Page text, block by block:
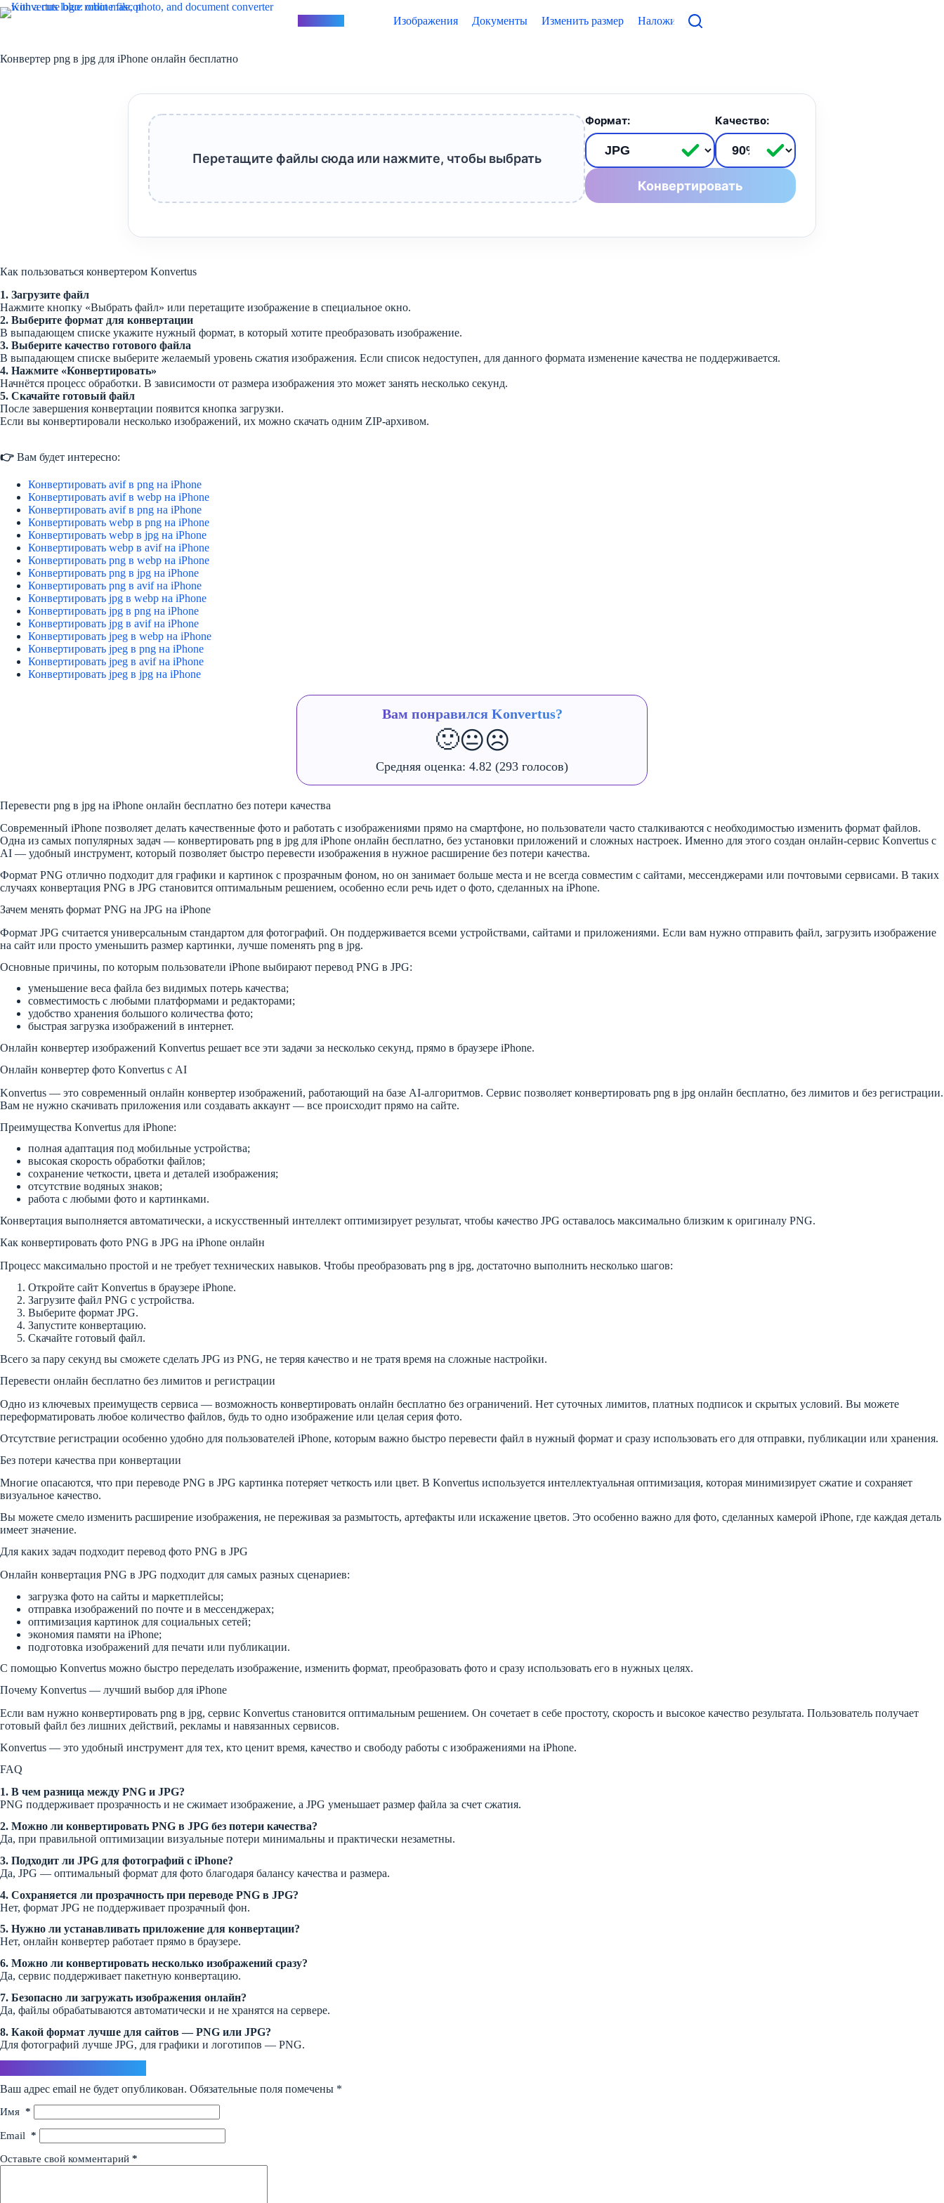
Перейти
к
Изображения Документы Изменить размер Наложить фото
Конвертер png в jpg для iPhone онлайн бесплатно
Перетащите файлы сюда или нажмите, чтобы выбрать
Формат: Качество:
Конвертировать
Как пользоваться конвертером Konvertus
1. Загрузите файл
Нажмите кнопку «Выбрать файл» или перетащите изображение в специальное окно.
2. Выберите формат для конвертации
В выпадающем списке укажите нужный формат, в который хотите преобразовать изображение.
3. Выберите качество готового файла
В выпадающем списке выберите желаемый уровень сжатия изображения. Если список недоступен, для данного формата изменение качества не поддерживается.
4. Нажмите «Конвертировать»
Начнётся процесс обработки. В зависимости от размера изображения это может занять несколько секунд.
5. Скачайте готовый файл
После завершения конвертации появится кнопка загрузки.
Если вы конвертировали несколько изображений, их можно скачать одним ZIP-архивом.
👉 Вам будет интересно:
Конвертировать avif в png на iPhone
Конвертировать avif в webp на iPhone
Конвертировать avif в png на iPhone
Конвертировать webp в png на iPhone
Конвертировать webp в jpg на iPhone
Конвертировать webp в avif на iPhone
Конвертировать png в webp на iPhone
Конвертировать png в jpg на iPhone
Конвертировать png в avif на iPhone
Конвертировать jpg в webp на iPhone
Конвертировать jpg в png на iPhone
Конвертировать jpg в avif на iPhone
Конвертировать jpeg в webp на iPhone
Конвертировать jpeg в png на iPhone
Конвертировать jpeg в avif на iPhone
Конвертировать jpeg в jpg на iPhone
Вам понравился Konvertus?
🙂😐☹️
Средняя оценка: 4.82 (293 голосов)
Перевести png в jpg на iPhone онлайн бесплатно без потери качества
Современный iPhone позволяет делать качественные фото и работать с изображениями прямо на смартфоне, но пользователи часто сталкиваются с необходимостью изменить формат файлов.
Одна из самых популярных задач — конвертировать png в jpg для iPhone онлайн бесплатно, без установки приложений и сложных настроек. Именно для этого создан онлайн-сервис Konvertus с
AI — удобный инструмент, который позволяет быстро перевести изображения в нужное расширение без потери качества.
Формат PNG отлично подходит для графики и картинок с прозрачным фоном, но он занимает больше места и не всегда совместим с сайтами, мессенджерами или почтовыми сервисами. В таких
случаях конвертация PNG в JPG становится оптимальным решением, особенно если речь идет о фото, сделанных на iPhone.
Зачем менять формат PNG на JPG на iPhone
Формат JPG считается универсальным стандартом для фотографий. Он поддерживается всеми устройствами, сайтами и приложениями. Если вам нужно отправить файл, загрузить изображение
на сайт или просто уменьшить размер картинки, лучше поменять png в jpg.
Основные причины, по которым пользователи iPhone выбирают перевод PNG в JPG:
уменьшение веса файла без видимых потерь качества;
совместимость с любыми платформами и редакторами;
удобство хранения большого количества фото;
быстрая загрузка изображений в интернет.
Онлайн конвертер изображений Konvertus решает все эти задачи за несколько секунд, прямо в браузере iPhone.
Онлайн конвертер фото Konvertus с AI
Konvertus — это современный онлайн конвертер изображений, работающий на базе AI-алгоритмов. Сервис позволяет конвертировать png в jpg онлайн бесплатно, без лимитов и без регистрации.
Вам не нужно скачивать приложения или создавать аккаунт — все происходит прямо на сайте.
Преимущества Konvertus для iPhone:
полная адаптация под мобильные устройства;
высокая скорость обработки файлов;
сохранение четкости, цвета и деталей изображения;
отсутствие водяных знаков;
работа с любыми фото и картинками.
Конвертация выполняется автоматически, а искусственный интеллект оптимизирует результат, чтобы качество JPG оставалось максимально близким к оригиналу PNG.
Как конвертировать фото PNG в JPG на iPhone онлайн
Процесс максимально простой и не требует технических навыков. Чтобы преобразовать png в jpg, достаточно выполнить несколько шагов:
Откройте сайт Konvertus в браузере iPhone.
Загрузите файл PNG с устройства.
Выберите формат JPG.
Запустите конвертацию.
Скачайте готовый файл.
Всего за пару секунд вы сможете сделать JPG из PNG, не теряя качество и не тратя время на сложные настройки.
Перевести онлайн бесплатно без лимитов и регистрации
Одно из ключевых преимуществ сервиса — возможность конвертировать онлайн бесплатно без ограничений. Нет суточных лимитов, платных подписок и скрытых условий. Вы можете
переформатировать любое количество файлов, будь то одно изображение или целая серия фото.
Отсутствие регистрации особенно удобно для пользователей iPhone, которым важно быстро перевести файл в нужный формат и сразу использовать его для отправки, публикации или хранения.
Без потери качества при конвертации
Многие опасаются, что при переводе PNG в JPG картинка потеряет четкость или цвет. В Konvertus используется интеллектуальная оптимизация, которая минимизирует сжатие и сохраняет
визуальное качество.
Вы можете смело изменить расширение изображения, не переживая за размытость, артефакты или искажение цветов. Это особенно важно для фото, сделанных камерой iPhone, где каждая деталь
имеет значение.
Для каких задач подходит перевод фото PNG в JPG
Онлайн конвертация PNG в JPG подходит для самых разных сценариев:
загрузка фото на сайты и маркетплейсы;
отправка изображений по почте и в мессенджерах;
оптимизация картинок для социальных сетей;
экономия памяти на iPhone;
подготовка изображений для печати или публикации.
С помощью Konvertus можно быстро переделать изображение, изменить формат, преобразовать фото и сразу использовать его в нужных целях.
Почему Konvertus — лучший выбор для iPhone
Если вам нужно конвертировать png в jpg, сервис Konvertus становится оптимальным решением. Он сочетает в себе простоту, скорость и высокое качество результата. Пользователь получает
готовый файл без лишних действий, рекламы и навязанных сервисов.
Konvertus — это удобный инструмент для тех, кто ценит время, качество и свободу работы с изображениями на iPhone.
FAQ
1. В чем разница между PNG и JPG?
PNG поддерживает прозрачность и не сжимает изображение, а JPG уменьшает размер файла за счет сжатия.
2. Можно ли конвертировать PNG в JPG без потери качества?
Да, при правильной оптимизации визуальные потери минимальны и практически незаметны.
3. Подходит ли JPG для фотографий с iPhone?
Да, JPG — оптимальный формат для фото благодаря балансу качества и размера.
4. Сохраняется ли прозрачность при переводе PNG в JPG?
Нет, формат JPG не поддерживает прозрачный фон.
5. Нужно ли устанавливать приложение для конвертации?
Нет, онлайн конвертер работает прямо в браузере.
6. Можно ли конвертировать несколько изображений сразу?
Да, сервис поддерживает пакетную конвертацию.
7. Безопасно ли загружать изображения онлайн?
Да, файлы обрабатываются автоматически и не хранятся на сервере.
8. Какой формат лучше для сайтов — PNG или JPG?
Для фотографий лучше JPG, для графики и логотипов — PNG.
Ваш адрес email не будет опубликован. Обязательные поля помечены *
Имя *
Email *
Оставьте свой комментарий *